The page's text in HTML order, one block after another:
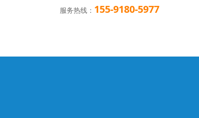
服务热线： 155-9180-5977